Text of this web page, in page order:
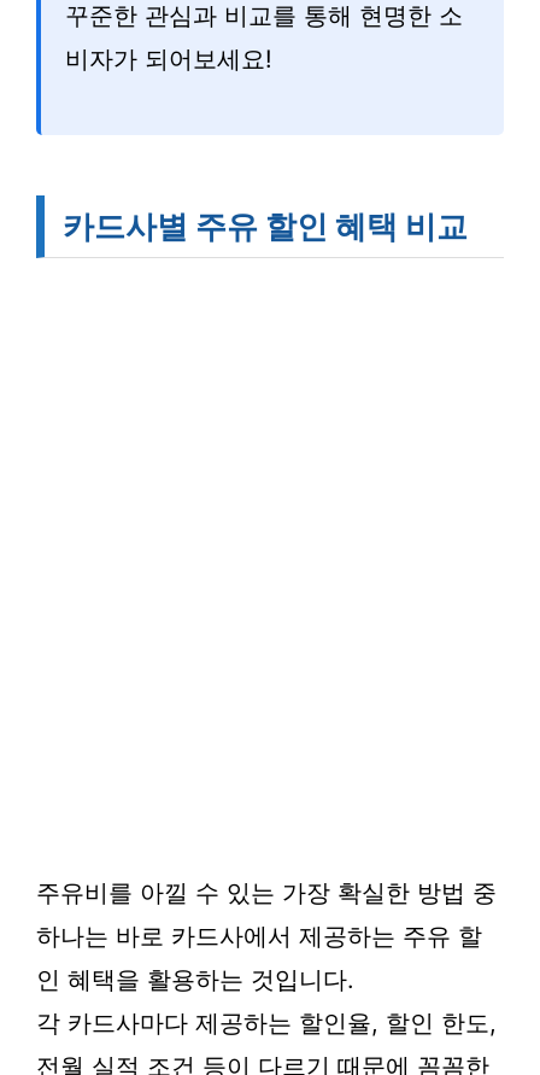
꾸준한 관심과 비교를 통해 현명한 소
비자가 되어보세요!
카드사별 주유 할인 혜택 비교
주유비를 아낄 수 있는 가장 확실한 방법 중
하나는 바로 카드사에서 제공하는 주유 할
인 혜택을 활용하는 것입니다.
각 카드사마다 제공하는 할인율, 할인 한도,
전월 실적 조건 등이 다르기 때문에 꼼꼼한